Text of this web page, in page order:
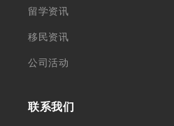
留学资讯
移民资讯
公司活动
联系我们